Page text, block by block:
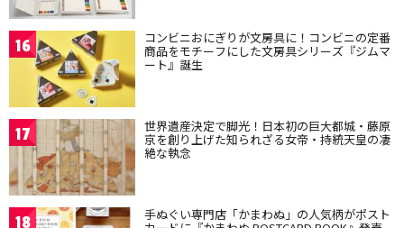
16 コンビニおにぎりが文房具に！コンビニの定番
商品をモチーフにした文房具シリーズ『ジムマ
ート』誕生
17 世界遺産決定で脚光！日本初の巨大都城・藤原
京を創り上げた知られざる女帝・持統天皇の凄
絶な執念
18 手ぬぐい専門店「かまわぬ」の人気柄がポスト